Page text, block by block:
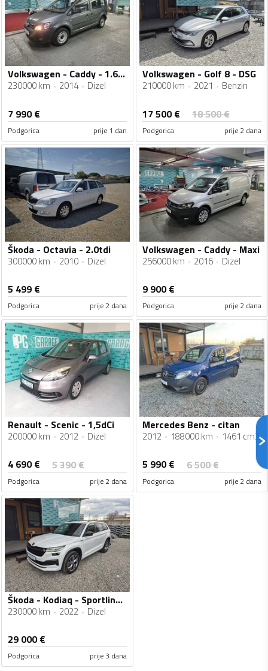
Volkswagen - Caddy - 1.6tdi
230000 km 2014 Dizel
7 990€
Podgorica prije 1 dan
Volkswagen - Golf 8 - DSG
210000 km 2021 Benzin
17 500€ 18 500€
Podgorica prije 2 dana
Škoda - Octavia - 2.0tdi
300000 km 2010 Dizel
5 499 €
Podgorica prije 2 dana
Volkswagen - Caddy - Maxi
256000 km 2016 Dizel
9 900€
Podgorica prije 2 dana
Renault - Scenic - 1,5dCi
200000 km 2012 Dizel
4 690€ 5 390€
Podgorica prije 2 dana
Mercedes Benz - citan
2012 188000 km 1461 cm3
5 990€ 6 500€
Podgorica prije 2 dana
Škoda - Kodiaq - Sportline 4x4
230000 km 2022 Dizel
29 000€
Podgorica prije 3 dana